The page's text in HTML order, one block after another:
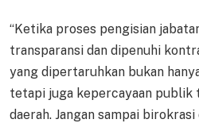
“Ketika proses pengisian
transparansi dan dipenuhi
yang dipertaruhkan bukan
tetapi juga kepercayaan publik
daerah. Jangan sampai